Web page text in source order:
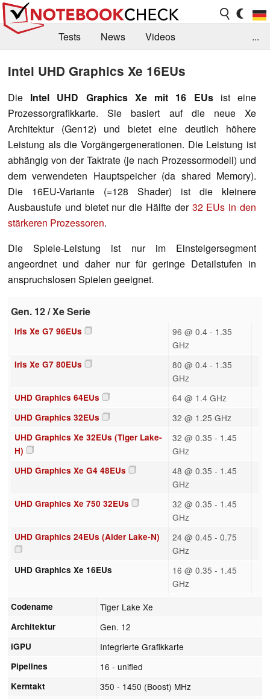
Tests News
Videos
Forum
...
Intel UHD Graphics Xe 16EUs
Die Intel UHD Graphics Xe mit 16 EUsist eine
Prozessorgrafikkarte. Sie basiert auf die neue Xe
Architektur (Gen12) und bietet eine deutlich höhere
Leistung als die Vorgängergenerationen. Die Leistung ist
abhängig von der Taktrate (je nach Prozessormodell) und
dem verwendeten Hauptspeicher (da shared Memory).
Die 16EU-Variante (=128 Shader) ist die kleinere
Ausbaustufe und bietet nur die Hälfte der 32 EUs in den
stärkeren Prozessoren.
Die Spiele-Leistung ist nur im Einsteigersegment
angeordnet und daher nur für geringe Detailstufen in
anspruchslosen Spielen geeignet.
Gen. 12 / Xe Serie
Iris Xe G7 96EUs
96 @ 0.4 - 1.35
GHz
Iris Xe G7 80EUs
80 @ 0.4 - 1.35
GHz
UHD Graphics 64EUs 64 @ 1.4 GHz
UHD Graphics 32EUs 32 @ 1.25 GHz
UHD Graphics Xe 32EUs (Tiger Lake-
H)
32 @ 0.35 - 1.45
GHz
UHD Graphics Xe G4 48EUs
48 @ 0.35 - 1.45
GHz
UHD Graphics Xe 750 32EUs
32 @ 0.35 - 1.45
GHz
UHD Graphics 24EUs (Alder Lake-N)
24 @ 0.45 - 0.75
GHz
UHD Graphics Xe 16EUs
16 @ 0.35 - 1.45
GHz
Codename Tiger Lake Xe
Architektur Gen. 12
iGPU Integrierte Grafikkarte
Pipelines 16 - unified
Kerntakt 350 - 1450 (Boost) MHz